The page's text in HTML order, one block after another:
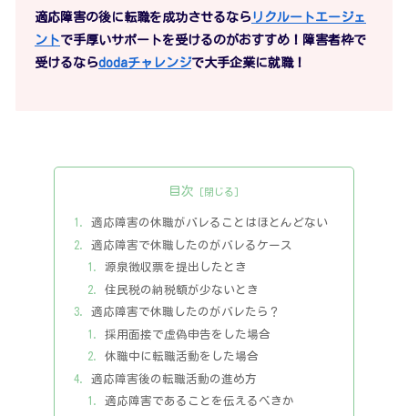
適応障害の後に転職を成功させるなら リクルートエージェ
ントで手厚いサポートを受けるのがおすすめ！障害者枠で
受けるならdodaチャレンジで大手企業に就職！
目次
適応障害の休職がバレることはほとんどない
適応障害で休職したのがバレるケース
源泉徴収票を提出したとき
住民税の納税額が少ないとき
適応障害で休職したのがバレたら？
採用面接で虚偽申告をした場合
休職中に転職活動をした場合
適応障害後の転職活動の進め方
適応障害であることを伝えるべきか